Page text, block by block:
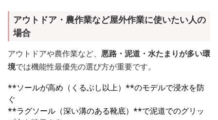
アウトドア・農作業など屋外作業に使いたい人の
場合
アウトドアや農作業など、 悪路・泥道・水たまりが多い環
境では機能性最優先の選び方が重要です。
**ソールが高め（くるぶし以上）**のモデルで浸水を防
ぐ
**ラグソール（深い溝のある靴底）**で泥道でのグリッ